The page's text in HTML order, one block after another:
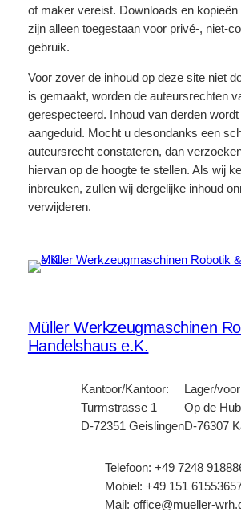
of maker vereist. Downloads en
zijn alleen toegestaan voor privé-, niet-
gebruik.
Voor zover de inhoud op deze site niet
is gemaakt, worden de auteursrechten
gerespecteerd. Inhoud van derden
aangeduid. Mocht u desondanks een
auteursrecht constateren, dan
hiervan op de hoogte te stellen. Als wij
inbreuken, zullen wij dergelijke inhoud
verwijderen.
Müller Werkzeugmaschinen
Handelshaus e.K.
Kantoor/Kantoor:
Turmstrasse 1
D-72351 Geislingen
Lager/
Op de
D-76307
Telefoon: +49 7248
Mobiel: +49 151
Mail: office@mueller-